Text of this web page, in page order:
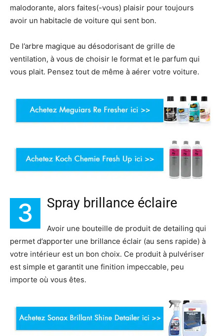
malodorante, alors faites(-vous) plaisir pour toujours
avoir un habitacle de voiture qui sent bon.
De l’arbre magique au désodorisant de grille de
ventilation, à vous de choisir le format et le parfum qui
vous plait. Pensez tout de même à aérer votre voiture.
3 Spray brillance éclaire
Avoir une bouteille de produit de detailing qui
permet d’apporter une brillance éclair (au sens rapide) à
votre intérieur est un bon choix. Ce produit à pulvériser
est simple et garantit une finition impeccable, peu
importe où vous êtes.